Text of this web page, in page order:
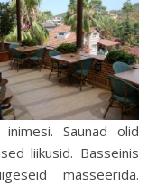
Saunad olid
liikusid. Basseinis
masseerida.